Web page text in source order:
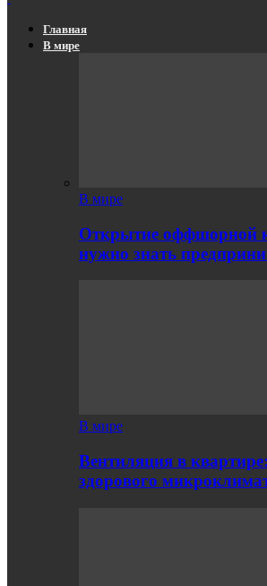
Главная
В мире
В мире
Открытие оффшорной
нужно знать
В мире
Вентиляция в
здорового